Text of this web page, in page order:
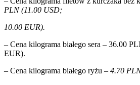
PLN (11.00 USD;
10.00 EUR).
– Cena kilograma białego sera – 36.00
EUR).
– Cena kilograma białego ryżu – 4.70